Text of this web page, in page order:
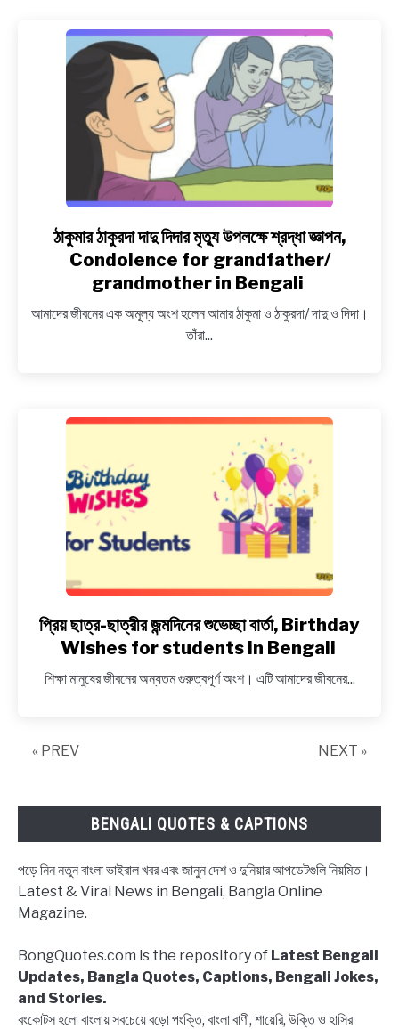
ও
বার্তা,
World
Health
Day
Quotes
in
Bengali
link
to
ঠাকুমার
দাদু
দিদার
জ্ঞাপন,
Condolence
for
grandfather/
grandmother
Bengali
ঠাকুমার ঠাকুরদা দাদু দিদার মৃত্যু উপলক্ষে শ্রদ্ধা জ্ঞাপন,
Condolence for grandfather/
grandmother in Bengali
আমাদের জীবনের এক অমূল্য অংশ হলেন আমার ঠাকুমা ও ঠাকুরদা/ দাদু ও দিদা।
তাঁরা...
link
to
ছাত্র-
Wishes
in
Bengali
প্রিয় ছাত্র-ছাত্রীর জন্মদিনের শুভেচ্ছা বার্তা, Birthday
Wishes for students in Bengali
শিক্ষা মানুষের জীবনের অন্যতম গুরুত্বপূর্ণ অংশ। এটি আমাদের জীবনের...
« PREV NEXT »
BENGALI QUOTES & CAPTIONS
পড়ে নিন নতুন বাংলা ভাইরাল খবর এবং জানুন দেশ ও দুনিয়ার আপডেটগুলি নিয়মিত।
Latest & Viral News in Bengali, Bangla Online
Magazine.
BongQuotes.com is the repository of Latest Bengali
Updates, Bangla Quotes, Captions, Bengali Jokes,
and Stories.
বংকোটস হলো বাংলায় সবচেয়ে বড়ো পংক্তি, বাংলা বাণী, শায়েরি, উক্তি ও হাসির